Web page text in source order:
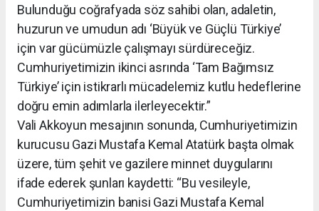
Bulunduğu coğrafyada söz sahibi olan, adaletin,
huzurun ve umudun adı ‘Büyük ve Güçlü Türkiye’
için var gücümüzle çalışmayı sürdüreceğiz.
Cumhuriyetimizin ikinci asrında ‘Tam Bağımsız
Türkiye’ için istikrarlı mücadelemiz kutlu hedeflerine
doğru emin adımlarla ilerleyecektir.”
Vali Akkoyun mesajının sonunda, Cumhuriyetimizin
kurucusu Gazi Mustafa Kemal Atatürk başta olmak
üzere, tüm şehit ve gazilere minnet duygularını
ifade ederek şunları kaydetti: “Bu vesileyle,
Cumhuriyetimizin banisi Gazi Mustafa Kemal